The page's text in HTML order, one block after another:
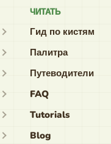
ЧИТАТЬ
Гид по кистям
Палитра
Путеводители
FAQ
Tutorials
Blog